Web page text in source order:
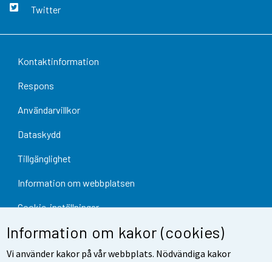
Information om kakor (cookies)
Vi använder kakor på vår webbplats. Nödvändiga kakor
Twitter
Kontaktinformation
Respons
Användarvillkor
Dataskydd
Tillgänglighet
Information om webbplatsen
Cookie-inställningar